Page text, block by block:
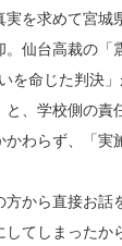
を求めて宮城
。仙台高裁の
を命じた判決
と、学校側の責
かわらず、「実
から直接お話
してしまった